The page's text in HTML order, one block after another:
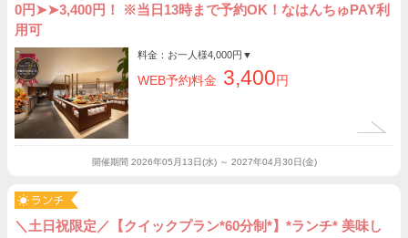
0円➤➤3,400円！ ※当日13時まで予約OK！なはんちゅPAY利
用可
料金：お一人様4,000円 ▼
WEB予約料金 3,400円
開催期間 2026年05月13日(水) ～ 2027年04月30日(金)
＼土日祝限定／【クイックプラン*60分制*】*ランチ* 美味し